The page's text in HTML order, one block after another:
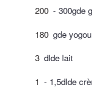
200 - 300gde
180 gde
3 dlde lait
1 - 1,5dlde